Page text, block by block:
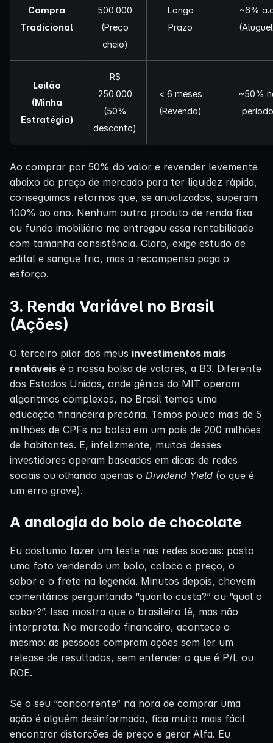
Compra
Tradicional
500.000
(Preço
cheio)
Longo
Prazo
~6%
Leilão
(Minha
Estratégia)
R$
250.000
(50%
desconto)
< 6 meses
(Revenda)
~50%
período
Ao comprar por 50% do valor e revender levemente
abaixo do preço de mercado para ter liquidez rápida,
conseguimos retornos que, se anualizados, superam
100% ao ano. Nenhum outro produto de renda fixa
ou fundo imobiliário me entregou essa rentabilidade
com tamanha consistência. Claro, exige estudo de
edital e sangue frio, mas a recompensa paga o
esforço.
3. Renda Variável no Brasil
(Ações)
O terceiro pilar dos meus investimentos mais
rentáveis é a nossa bolsa de valores, a B3. Diferente
dos Estados Unidos, onde gênios do MIT operam
algoritmos complexos, no Brasil temos uma
educação financeira precária. Temos pouco mais de 5
milhões de CPFs na bolsa em um país de 200 milhões
de habitantes. E, infelizmente, muitos desses
investidores operam baseados em dicas de redes
sociais ou olhando apenas o Dividend Yield (o que é
um erro grave).
A analogia do bolo de chocolate
Eu costumo fazer um teste nas redes sociais: posto
uma foto vendendo um bolo, coloco o preço, o
sabor e o frete na legenda. Minutos depois, chovem
comentários perguntando “quanto custa?” ou “qual o
sabor?”. Isso mostra que o brasileiro lê, mas não
interpreta. No mercado financeiro, acontece o
mesmo: as pessoas compram ações sem ler um
release de resultados, sem entender o que é P/L ou
ROE.
Se o seu “concorrente” na hora de comprar uma
ação é alguém desinformado, fica muito mais fácil
encontrar distorções de preço e gerar Alfa. Eu